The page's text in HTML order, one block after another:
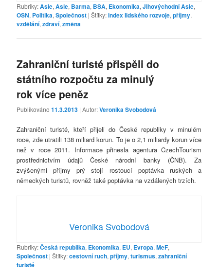
Rubriky:Asie,Asie, Barma, BSA, Ekonomika,Jihovýchodní Asie,
OSN, Politika,Společnost |Štítky:index lidského rozvoje,příjmy,
vzdělání,zdraví,změna
Zahraniční turisté přispěli do
státního rozpočtu za minulý
rok více peněz
Publikováno11.3.2013 | Autor:Veronika Svobodová
Zahraniční turisté, kteří přijeli do České republiky v minulém
roce, zde utratili 138 miliard korun. To je o 2,1 miliardy korun více
než v roce 2011. Informace přinesla agentura CzechTourism
prostřednictvím údajů České národní banky (ČNB). Za
zvýšenými příjmy prý stojí rostoucí poptávka ruských a
německých turistů, rovněž také poptávka na vzdálených trzích.
Veronika Svobodová
Rubriky:Česká republika, Ekonomika, EU, Evropa,MeF,
Společnost |Štítky:cestovní ruch,příjmy,turismus,zahraniční
turisté